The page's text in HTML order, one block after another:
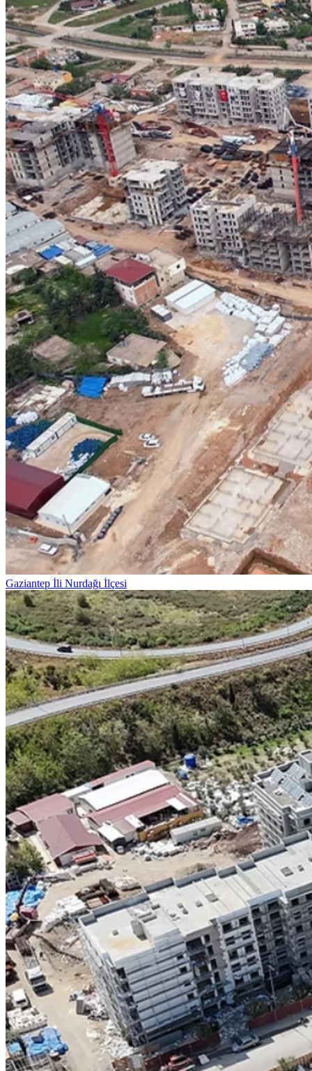
Gaziantep İli Nurdağı İlçesi